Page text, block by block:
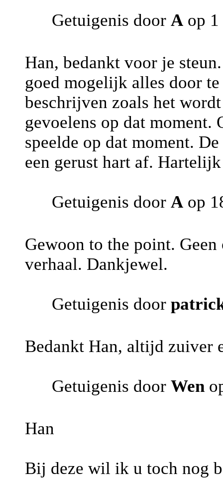
Getuigenis door A op
Han, bedankt voor je
goed mogelijk alles door
beschrijven zoals het
gevoelens op dat
speelde op dat moment.
een gerust hart af.
Getuigenis door A op
Gewoon to the point.
verhaal. Dankjewel.
Getuigenis door
Bedankt Han, altijd zuiver
Getuigenis door Wen
Han
Bij deze wil ik u toch nog